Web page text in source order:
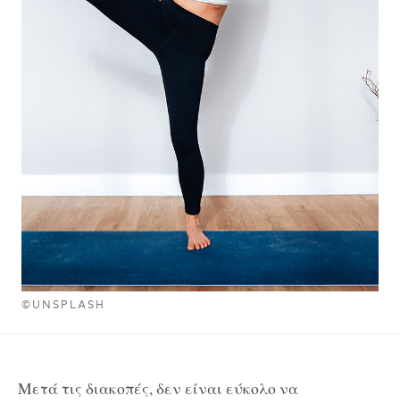
©UNSPLASH
Μετά τις διακοπές, δεν είναι εύκολο να